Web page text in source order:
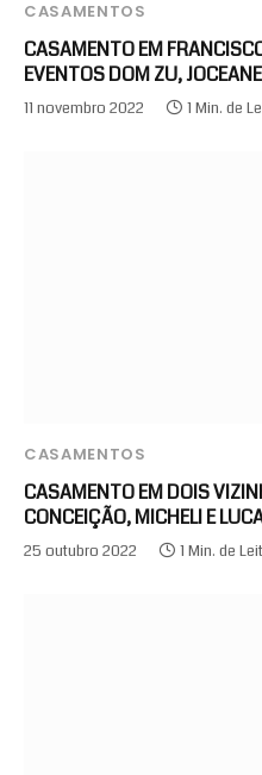
CASAMENTOS
CASAMENTO EM
EVENTOS DOM ZU,
11 novembro 2022 1 Min. de
CASAMENTOS
CASAMENTO EM DOIS
CONCEIÇÃO, MICHELI E
25 outubro 2022 1 Min. de